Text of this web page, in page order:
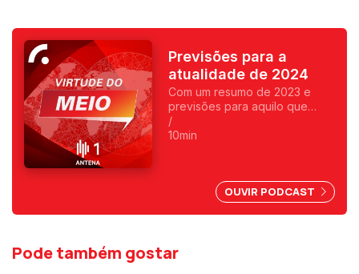
Previsões para a
atualidade de 2024
Com um resumo de 2023 e
previsões para aquilo que
2024 guarda, chegamos ao fim
da "Virtude do Meio.". Hoje
/
10min
OUVIR PODCAST
Pode também gostar